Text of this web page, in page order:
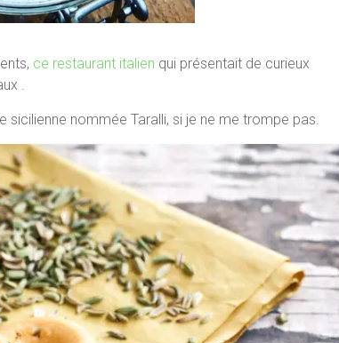
ce restaurant italien qui présentait de curieux
.
sicilienne nommée Taralli, si je ne me trompe pas.